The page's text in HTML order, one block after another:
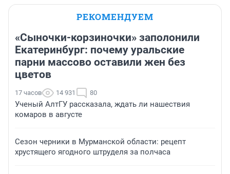
РЕКОМЕНДУЕМ
«Сыночки-корзиночки» заполонили
Екатеринбург: почему уральские
парни массово оставили жен без
цветов
17 часов 14 931 80
Ученый АлтГУ рассказала, ждать ли нашествия
комаров в августе
Сезон черники в Мурманской области: рецепт
хрустящего ягодного штруделя за полчаса